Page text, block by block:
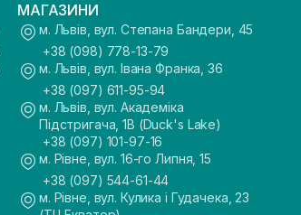
МАГАЗИНИ
м. Львів, вул. Степана Бандери, 45
+38 (098) 778-13-79
м. Львів, вул. Івана Франка, 36
+38 (097) 611-95-94
м. Львів, вул. Академіка
Підстригача, 1В (Duck's Lake)
+38 (097) 101-97-16
м. Рівне, вул. 16-го Липня, 15
+38 (097) 544-61-44
м. Рівне, вул. Кулика і Гудачека, 23